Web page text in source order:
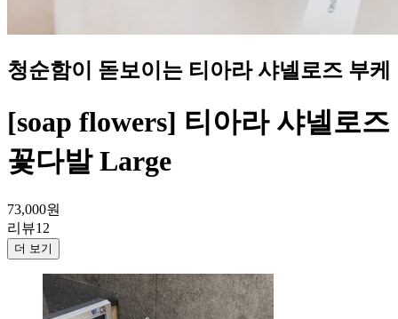
청순함이 돋보이는 티아라 샤넬로즈 부케
[soap flowers] 티아라 샤넬로즈
꽃다발 Large
73,000원
리뷰12
더 보기